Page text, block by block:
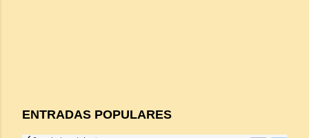
ENTRADAS POPULARES